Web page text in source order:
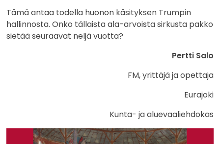
Tämä antaa todella huonon käsityksen Trumpin
hallinnosta. Onko tällaista ala-arvoista sirkusta pakko
sietää seuraavat neljä vuotta?
Pertti Salo
FM, yrittäjä ja opettaja
Eurajoki
Kunta- ja aluevaaliehdokas